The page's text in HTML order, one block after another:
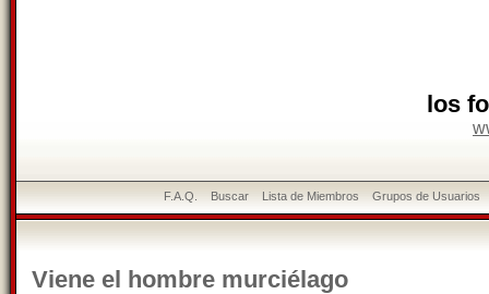
los
F.A.Q. Buscar Lista de Miembros Grupos de Usuarios
Viene el hombre murciélago